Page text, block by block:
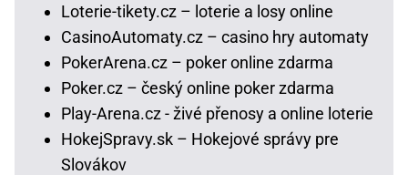
Loterie-tikety.cz – loterie a losy online
CasinoAutomaty.cz – casino hry automaty
PokerArena.cz – poker online zdarma
Poker.cz – český online poker zdarma
Play-Arena.cz - živé přenosy a online loterie
HokejSpravy.sk – Hokejové správy pre
Slovákov